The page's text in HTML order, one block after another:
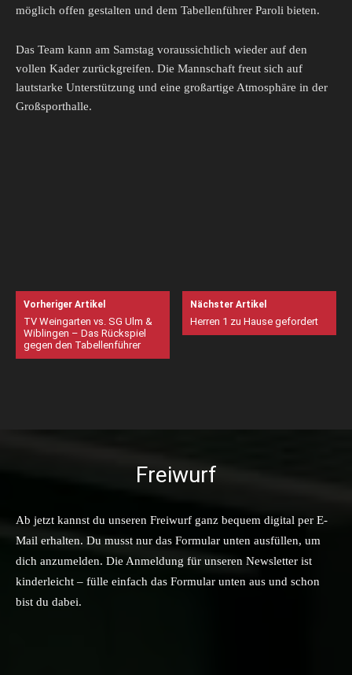
möglich offen gestalten und dem Tabellenführer Paroli bieten.
Das Team kann am Samstag voraussichtlich wieder auf den
vollen Kader zurückgreifen. Die Mannschaft freut sich auf
lautstarke Unterstützung und eine großartige Atmosphäre in der
Großsporthalle.
Vorheriger Artikel
TV Weingarten vs. SG Ulm &
Wiblingen – Das Rückspiel
gegen den Tabellenführer
Nächster Artikel
Herren 1 zu Hause gefordert
Freiwurf
Ab jetzt kannst du unseren Freiwurf ganz bequem digital per E-
Mail erhalten. Du musst nur das Formular unten ausfüllen, um
dich anzumelden. Die Anmeldung für unseren Newsletter ist
kinderleicht – fülle einfach das Formular unten aus und schon
bist du dabei.